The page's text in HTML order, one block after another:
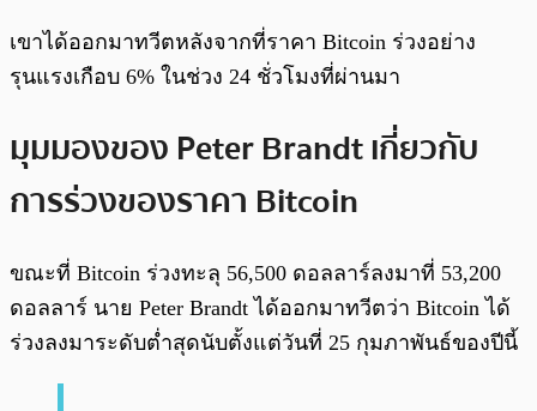
เขาได้ออกมาทวีตหลังจากที่ราคา Bitcoin ร่วงอย่าง
รุนแรงเกือบ 6% ในช่วง 24 ชั่วโมงที่ผ่านมา
มุมมองของ Peter Brandt เกี่ยวกับ
การร่วงของราคา Bitcoin
ขณะที่ Bitcoin ร่วงทะลุ 56,500 ดอลลาร์ลงมาที่ 53,200
ดอลลาร์ นาย Peter Brandt ได้ออกมาทวีตว่า Bitcoin ได้
ร่วงลงมาระดับต่ำสุดนับตั้งแต่วันที่ 25 กุมภาพันธ์ของปีนี้